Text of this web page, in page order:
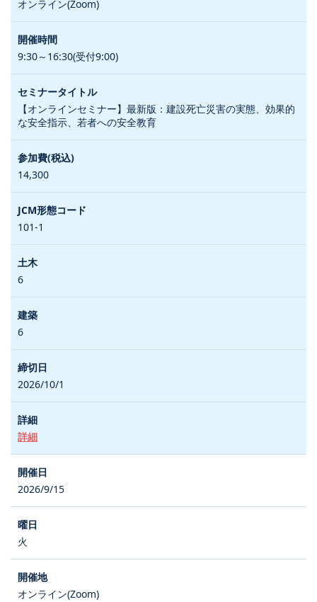
オンライン(Zoom)
9:30～16:30(受付9:00)
【オンラインセミナー】最新版：建設死亡災害の実態、効果的
な安全指示、若者への安全教育
14,300
101-1
6
6
2026/10/1
詳細
2026/9/15
火
オンライン(Zoom)